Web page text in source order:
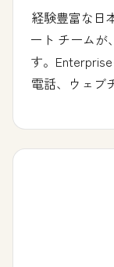
経験豊富な日
ート チームが
す。
電話、ウェブ